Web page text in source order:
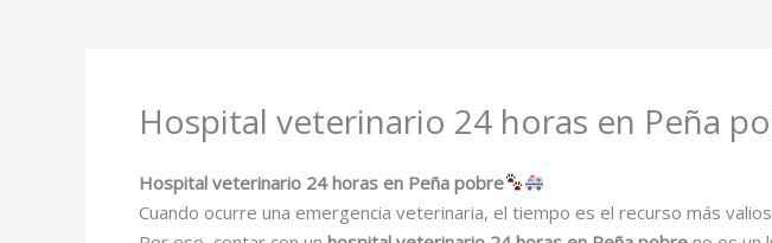
Hospital veterinario 24 horas en Peña
Hospital veterinario 24 horas en Peña pobre
Cuando ocurre una emergencia veterinaria, el tiempo es el recurso más